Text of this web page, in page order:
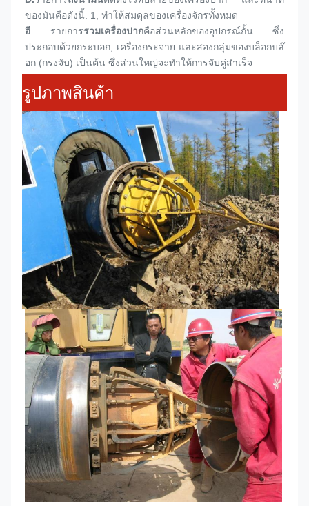
ของมันคือดังนี้: 1, ทําให้สมดุลของเครื่องจักรทั้งหมด
อี
รายการรวมเครื่องปากคือส่วนหลักของอุปกรณ์กั้น ซึ่ง
ประกอบด้วยกระบอก, เครื่องกระจาย และสองกลุ่มของบล็อกบล๊
อก (กรงจับ) เป็นต้น ซึ่งส่วนใหญ่จะทําให้การจับคู่สําเร็จ
รูปภาพสินค้า